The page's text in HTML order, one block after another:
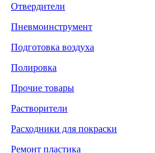
Отвердители
Пневмоинструмент
Подготовка воздуха
Полировка
Прочие товары
Растворители
Расходники для покраски
Ремонт пластика